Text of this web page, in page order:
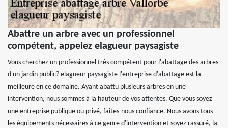
Abattre un arbre avec un professionnel
compétent, appelez elagueur paysagiste
Vous cherchez un professionnel très compétent pour l'abattage des arbres
d'un jardin public? elagueur paysagiste l'entreprise d'abattage est la
meilleure en ce domaine. Ayant abattu plusieurs arbres en une
intervention, nous sommes à la hauteur de vos attentes. Que vous soyez
une entreprise publique ou privé, faites-nous confiance. Nous avons tous
les équipements nécessaires à ce genre d'intervention et soyez rassuré, la